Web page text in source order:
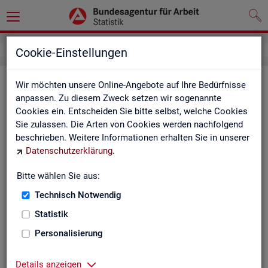
Cookie-Einstellungen
Wir möchten unsere Online-Angebote auf Ihre Bedürfnisse
anpassen. Zu diesem Zweck setzen wir sogenannte
Cookies ein. Entscheiden Sie bitte selbst, welche Cookies
Sie zulassen. Die Arten von Cookies werden nachfolgend
beschrieben. Weitere Informationen erhalten Sie in unserer
Datenschutzerklärung.
Bitte wählen Sie aus:
Technisch Notwendig
Statistik
Personalisierung
Details anzeigen
Im­pres­sum der Sta­tis­tik der Bun­
des­agen­tur für Ar­beit (BA)
In­for­ma­tio­nen über den Her­aus­ge­ber
Im­pres­sum der Bun­des­agen­tur für Ar­beit
Nut­zungs- und Be­zugs­be­din­gun­gen
Co­py­right und Mar­ken­schutz
Die In­hal­te des In­ter­net­auf­tritts der BA sowie die Pro­duk­te
der Sta­tis­tik der BA ste­hen im geis­ti­gen Ei­gen­tum der BA und